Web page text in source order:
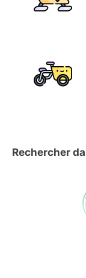
Rechercher